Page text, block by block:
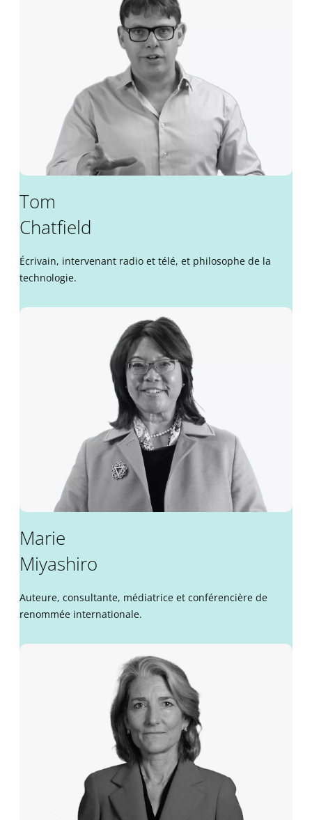
Tom
Chatfield
Écrivain, intervenant radio et télé, et philosophe de la
technologie.
Marie
Miyashiro
Auteure, consultante, médiatrice et conférencière de
renommée internationale.